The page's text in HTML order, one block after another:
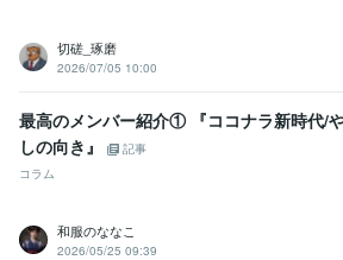
Web制作・HP作成・EC構築
サムネイル ヘッダー
切磋_琢磨
2026/07/05 10:00
最高のメンバー紹介① 『ココナラ新時代/
しの向き』
記事
コラム
和服のななこ
2026/05/25 09:39